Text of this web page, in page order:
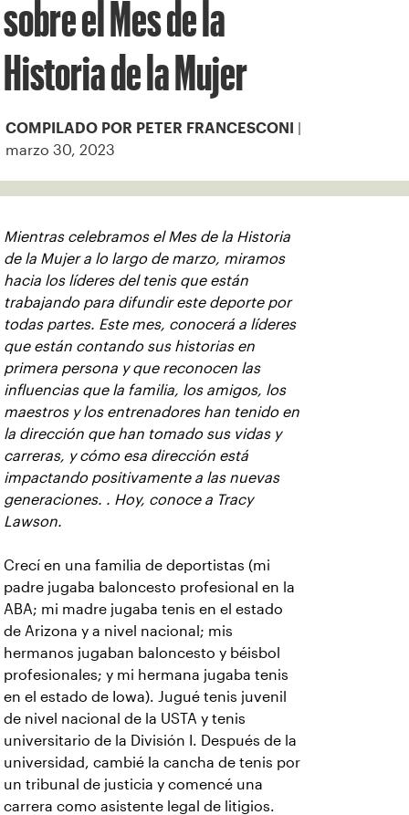
sobre el Mes de la
Historia de la Mujer
COMPILADO POR PETER FRANCESCONI
marzo 30, 2023
Mientras celebramos el Mes de la Historia
de la Mujer a lo largo de marzo, miramos
hacia los líderes del tenis que están
trabajando para difundir este deporte por
todas partes. Este mes, conocerá a líderes
que están contando sus historias en
primera persona y que reconocen las
influencias que la familia, los amigos, los
maestros y los entrenadores han tenido en
la dirección que han tomado sus vidas y
carreras, y cómo esa dirección está
impactando positivamente a las nuevas
generaciones. . Hoy, conoce a Tracy
Lawson.
Crecí en una familia de deportistas (mi
padre jugaba baloncesto profesional en la
ABA; mi madre jugaba tenis en el estado
de Arizona y a nivel nacional; mis
hermanos jugaban baloncesto y béisbol
profesionales; y mi hermana jugaba tenis
en el estado de Iowa). Jugué tenis juvenil
de nivel nacional de la USTA y tenis
universitario de la División I. Después de la
universidad, cambié la cancha de tenis por
un tribunal de justicia y comencé una
carrera como asistente legal de litigios.